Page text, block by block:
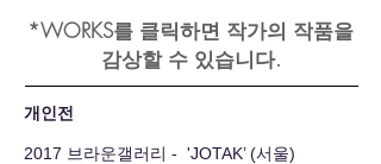
*WORKS를 클릭하면 작가의 작품을
감상할 수 있습니다.
개인전
2017 브라운갤러리 - 'JOTAK’ (서울)